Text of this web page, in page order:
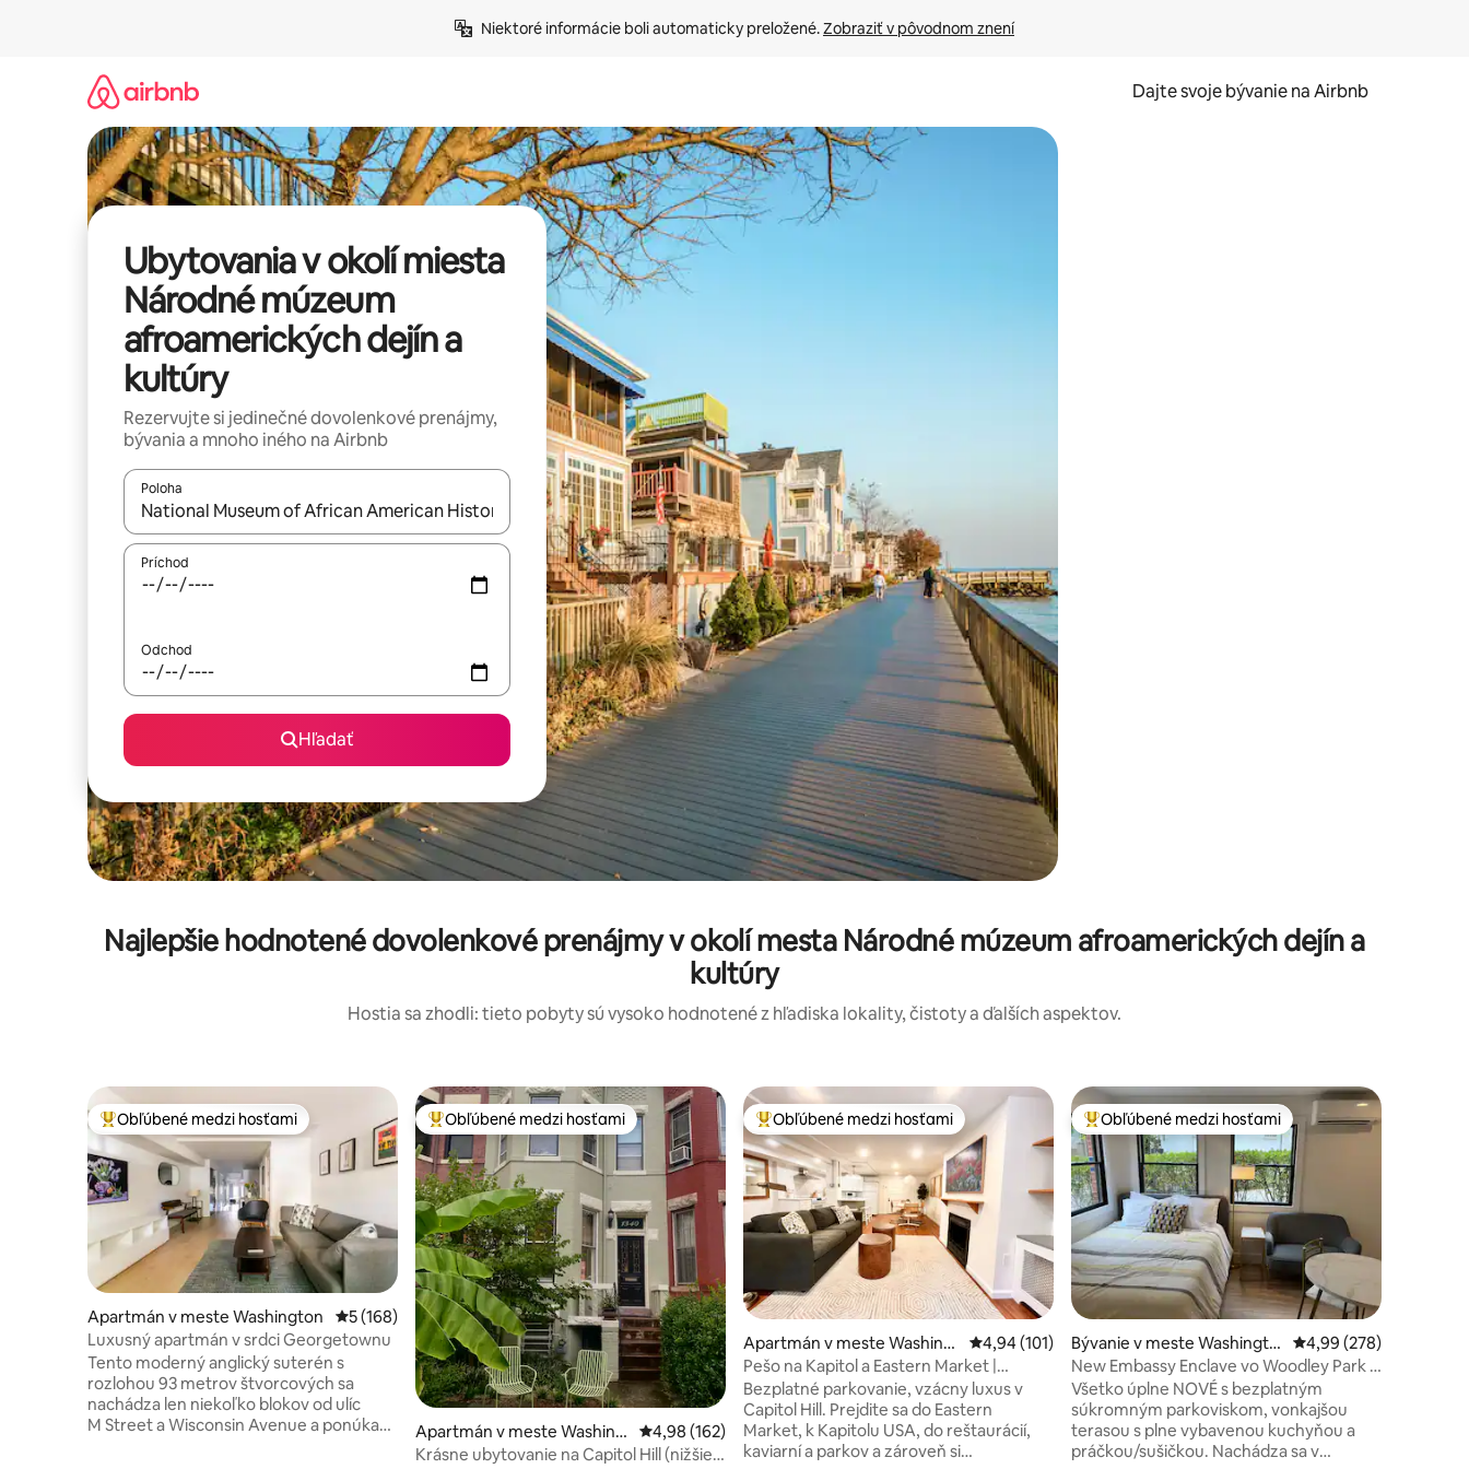
Niektoré informácie boli automaticky preložené. Zobraziť v pôvodnom znení
Dajte svoje bývanie na Airbnb
Ubytovania v okolí miesta
Národné múzeum
afroamerických dejín a
kultúry
Rezervujte si jedinečné dovolenkové prenájmy,
bývania a mnoho iného na Airbnb
Poloha
Keď budú výsledky k dispozícii, môžete si ich prechádzať pomocou klávesov so šípkami nahor a nadol alebo ich preskúmať pomocou dotykových gest či potiahnutia prstom.
Príchod
Odchod
Hľadať
Najlepšie hodnotené dovolenkové prenájmy v okolí mesta Národné múzeum afroamerických dejín a
kultúry
Hostia sa zhodli: tieto pobyty sú vysoko hodnotené z hľadiska lokality, čistoty a ďalších aspektov.
Najobľúbenejšie medzi hosťami
Obľúbené medzi hosťami
Apartmán v meste Washington Priemerné ohodnotenie 5 z 5, počet hodnotení: 168
5 (168)
Luxusný apartmán v srdci Georgetownu
Tento moderný anglický suterén s
rozlohou 93 metrov štvorcových sa
nachádza len niekoľko blokov od ulíc
M Street a Wisconsin Avenue a ponúka
Najobľúbenejšie medzi hosťami
Obľúbené medzi hosťami
Apartmán v meste Washing
ton
Priemerné ohodnotenie 4,98 z 5, počet hodnotení: 162
4,98 (162)
Krásne ubytovanie na Capitol Hill (nižšie
Najobľúbenejšie medzi hosťami
Obľúbené medzi hosťami
Apartmán v meste Washingt
on
Priemerné ohodnotenie 4,94 z 5, počet hodnotení: 101
4,94 (101)
Pešo na Kapitol a Eastern Market |
Bezplatné parkovanie
Bezplatné parkovanie, vzácny luxus v
Capitol Hill. Prejdite sa do Eastern
Market, k Kapitolu USA, do reštaurácií,
kaviarní a parkov a zároveň si
Najobľúbenejšie medzi hosťami
Obľúbené medzi hosťami
Bývanie v meste Washingto
n
Priemerné
4,99 (278)
New Embassy Enclave vo Woodley Park s
parkoviskom
Všetko úplne NOVÉ s bezplatným
súkromným parkoviskom, vonkajšou
terasou s plne vybavenou kuchyňou a
práčkou/sušičkou. Nachádza sa v